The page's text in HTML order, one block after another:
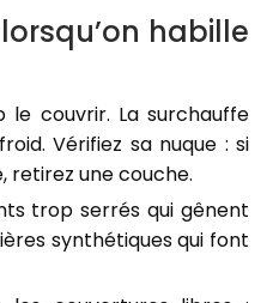
habille
couvrir. La surchauffe
Vérifiez sa nuque : si
retirez une couche.
trop serrés qui gênent
synthétiques qui font